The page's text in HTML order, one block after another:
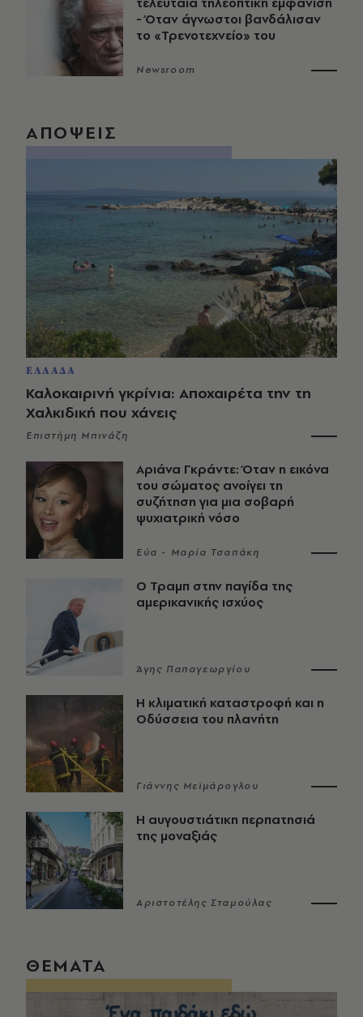
- Όταν άγνωστοι βανδάλισαν
το «Τρενοτεχνείο» του
Newsroom
ΑΠΟΨΕΙΣ
ΕΛΛΑΔΑ
Καλοκαιρινή γκρίνια: Αποχαιρέτα την τη
Χαλκιδική που χάνεις
Επιστήμη Μπινάζη
Αριάνα Γκράντε: Όταν η εικόνα
του σώματος ανοίγει τη
συζήτηση για μια σοβαρή
ψυχιατρική νόσο
Εύα - Μαρία Τσαπάκη
Ο Τραμπ στην παγίδα της
αμερικανικής ισχύος
Άγης Παπαγεωργίου
Η κλιματική καταστροφή και η
Οδύσσεια του πλανήτη
Γιάννης Μεϊμάρογλου
Η αυγουστιάτικη περπατησιά
της μοναξιάς
Αριστοτέλης Σταμούλας
ΘΕΜΑΤΑ